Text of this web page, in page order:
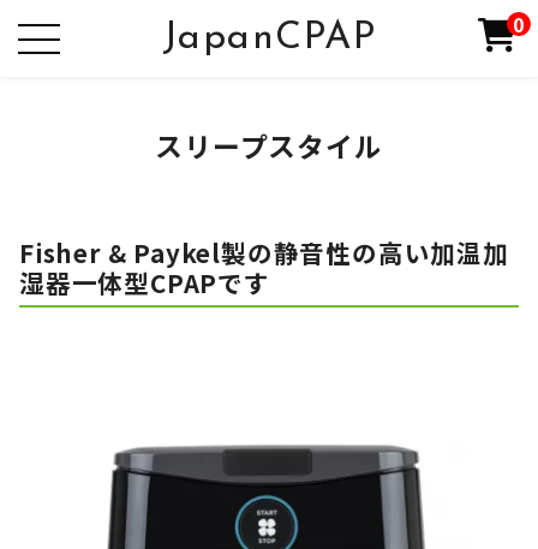
JapanCPAP 0
スリープスタイル
Fisher & Paykel製の静音性の高い加温加
湿器一体型CPAPです